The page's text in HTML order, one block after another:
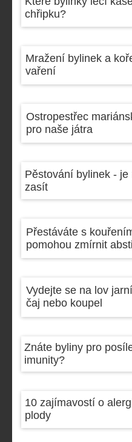
chřipku?
Mražení bylinek a
vaření
Ostropestřec
pro naše játra
Pěstování bylinek -
zasít
Přestáváte s
pomohou zmírnit
Vydejte se na lov
čaj nebo koupel
Znáte byliny pro
imunity?
10 zajímavostí o
plody